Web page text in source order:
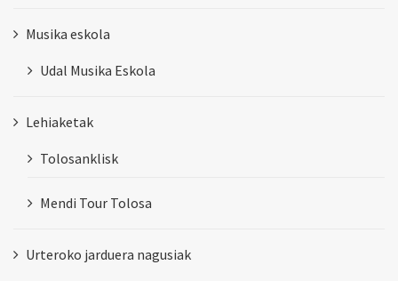
Musika eskola
Udal Musika Eskola
Lehiaketak
Tolosanklisk
Mendi Tour Tolosa
Urteroko jarduera nagusiak